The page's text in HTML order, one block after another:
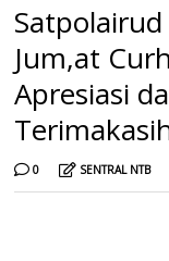
Jum,at
Apresiasi
0 SENTRAL NTB